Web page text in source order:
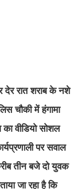
देर रात शराब के नशे
चौकी में हंगामा
वीडियो सोशल
पर सवाल
तीन बजे दो युवक
जा रहा है कि